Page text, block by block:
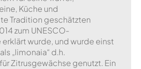
Küche und
Tradition geschätzten
zum UNESCO-
wurde, und wurde einst
„limonaia“ d.h.
Zitrusgewächse genutzt. Ein